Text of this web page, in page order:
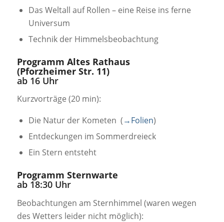
Das Weltall auf Rollen – eine Reise ins ferne
Universum
Technik der Himmelsbeobachtung
Programm Altes Rathaus
(Pforzheimer Str. 11)
ab 16 Uhr
Kurzvorträge (20 min):
Die Natur der Kometen (→Folien)
Entdeckungen im Sommerdreieck
Ein Stern entsteht
Programm Sternwarte
ab 18:30 Uhr
Beobachtungen am Sternhimmel (waren wegen
des Wetters leider nicht möglich):